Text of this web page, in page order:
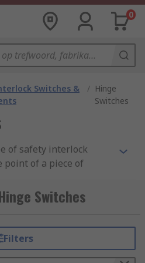
0
Switches &
/ Hinge
Switches
of safety interlock
point of a piece of
hinge, but they are
and will break the
to replace
they improve
Switches
Filters